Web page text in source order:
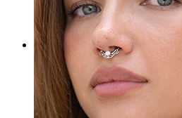
Vertaald door AI Toon origineel
Rating
Beter? Onmogelijk!